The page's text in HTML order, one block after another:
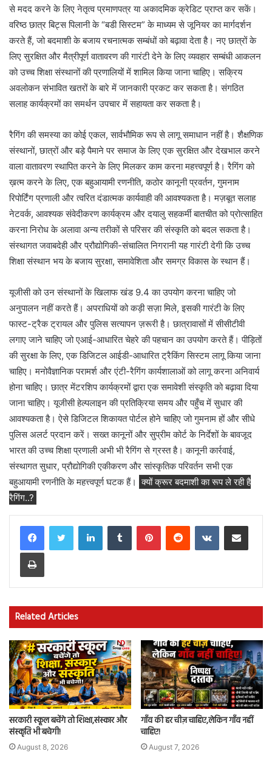
से मदद करने के लिए नेतृत्व प्रमाणपत्र या अकादमिक क्रेडिट प्राप्त कर सकें।
वरिष्ठ छात्र बिट्स पिलानी के “बडी सिस्टम” के माध्यम से जूनियर का मार्गदर्शन
करते हैं, जो बदमाशी के बजाय रचनात्मक सम्बंधों को बढ़ावा देता है। नए छात्रों के
लिए सुरक्षित और मैत्रीपूर्ण वातावरण की गारंटी देने के लिए व्यवहार सम्बंधी आकलन
को उच्च शिक्षा संस्थानों की प्रणालियों में शामिल किया जाना चाहिए। सक्रिय
अवलोकन संभावित खतरों के बारे में जानकारी प्रकट कर सकता है। संगठित
सलाह कार्यक्रमों का समर्थन उपचार में सहायता कर सकता है।
रैगिंग की समस्या का कोई एकल, सार्वभौमिक रूप से लागू समाधान नहीं है। शैक्षणिक
संस्थानों, छात्रों और बड़े पैमाने पर समाज के लिए एक सुरक्षित और देखभाल करने
वाला वातावरण स्थापित करने के लिए मिलकर काम करना महत्त्वपूर्ण है। रैगिंग को
ख़त्म करने के लिए, एक बहुआयामी रणनीति, कठोर कानूनी प्रवर्तन, गुमनाम
रिपोर्टिंग प्रणाली और त्वरित दंडात्मक कार्यवाही की आवश्यकता है। मज़बूत सलाह
नेटवर्क, आवश्यक संवेदीकरण कार्यक्रम और दयालु सहकर्मी बातचीत को प्रोत्साहित
करना निरोध के अलावा अन्य तरीकों से परिसर की संस्कृति को बदल सकता है।
संस्थागत जवाबदेही और प्रौद्योगिकी-संचालित निगरानी यह गारंटी देगी कि उच्च
शिक्षा संस्थान भय के बजाय सुरक्षा, समावेशिता और समग्र विकास के स्थान हैं।
यूजीसी को उन संस्थानों के खिलाफ खंड 9.4 का उपयोग करना चाहिए जो
अनुपालन नहीं करते हैं। अपराधियों को कड़ी सज़ा मिले, इसकी गारंटी के लिए
फास्ट-ट्रैक ट्रायल और पुलिस सत्यापन ज़रूरी है। छात्रावासों में सीसीटीवी
लगाए जाने चाहिए जो एआई-आधारित चेहरे की पहचान का उपयोग करते हैं। पीड़ितों
की सुरक्षा के लिए, एक डिजिटल आईडी-आधारित ट्रैकिंग सिस्टम लागू किया जाना
चाहिए। मनोवैज्ञानिक परामर्श और एंटी-रैगिंग कार्यशालाओं को लागू करना अनिवार्य
होना चाहिए। छात्र मेंटरशिप कार्यक्रमों द्वारा एक समावेशी संस्कृति को बढ़ावा दिया
जाना चाहिए। यूजीसी हेल्पलाइन की प्रतिक्रिया समय और पहुँच में सुधार की
आवश्यकता है। ऐसे डिजिटल शिकायत पोर्टल होने चाहिए जो गुमनाम हों और सीधे
पुलिस अलर्ट प्रदान करें। सख्त कानूनों और सुप्रीम कोर्ट के निर्देशों के बावजूद
भारत की उच्च शिक्षा प्रणाली अभी भी रैगिंग से ग्रस्त है। कानूनी कार्रवाई,
संस्थागत सुधार, प्रौद्योगिकी एकीकरण और सांस्कृतिक परिवर्तन सभी एक
बहुआयामी रणनीति के महत्त्वपूर्ण घटक हैं। क्यों क्रूर बदमाशी का रूप ले रही है
रैगिंग..?
LinkedInTumblr PinterestReddit VKontakteShare via Email
Print
Related Articles
सरकारी स्कूल बचेंगे तो शिक्षा,संस्कार और
संस्कृति भी बचेगी!
August 8, 2026
गाँव की हर चीज़ चाहिए,लेकिन गाँव नहीं
चाहिए!
August 7, 2026